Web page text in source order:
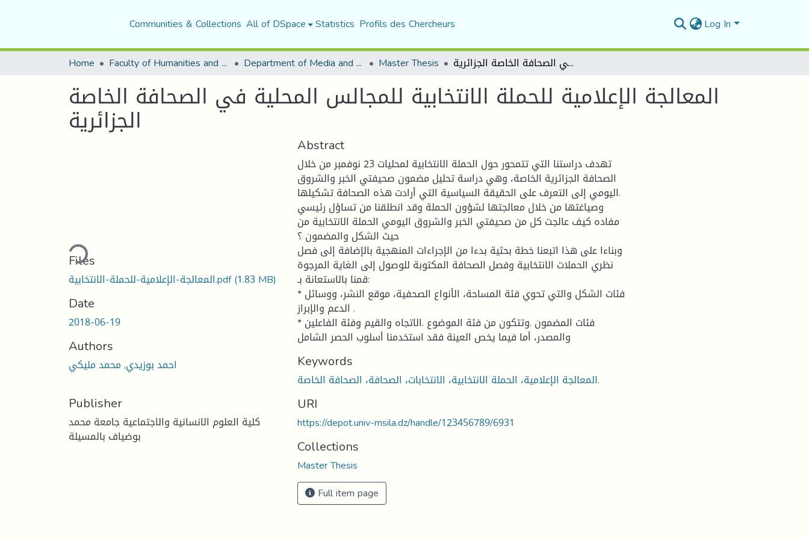
Communities & Collections All of DSpace Statistics Profils des Chercheurs Log In
Home Faculty of Humanities and Social Sciences Department of Media and Communication Studies Master Thesis المعالجة الإعلامية للحملة الانتخابية للمجالس المحلية في الصحافة الخاصة الجزائرية
المعالجة الإعلامية للحملة الانتخابية للمجالس المحلية في الصحافة الخاصة
الجزائرية
Loading...
Files
المعالجة-الإعلامية-للحملة-الانتخابية.pdf(1.83 MB)
Date
2018-06-19
Authors
احمد بوزيدي, محمد مليكي
Publisher
كلية العلوم الانسانية والاجتماعية جامعة محمد
بوضياف بالمسيلة
Abstract
تهدف دراستنا التي تتمحور حول الحملة الانتخابية لمحليات 23 نوفمبر من خلال
الصحافة الجزائرية الخاصة، وهي دراسة تحليل مضمون صحيفتي الخبر والشروق
اليومي إلى التعرف على الحقيقة السياسية التي أرادت هذه الصحافة تشكيلها.
وصياغتها من خلال معالجتها لشؤون الحملة وقد انطلقنا من تساؤل رئيسي
مفاده كيف عالجت كل من صحيفتي الخبر والشروق اليومي الحملة الانتخابية من
حيث الشكل والمضمون ؟
وبناءا على هذا اتبعنا خطة بحثية بدءا من الإجراءات المنهجية بالإضافة إلى فصل
نظري الحملات الانتخابية وفصل الصحافة المكتوبة للوصول إلى الغاية المرجوة
قمنا بالاستعانة بـ:
* فئات الشكل والتي تحوي فئة المساحة، الأنواع الصحفية، موقع النشر، ووسائل
الدعم والإبراز .
* فئات المضمون .وتتكون من فئة الموضوع .الاتجاه والقيم وفئة الفاعلين
والمصدر، أما فيما يخص العينة فقد استخدمنا أسلوب الحصر الشامل
Keywords
المعالجة الإعلامية، الحملة الانتخابية، الانتخابات، الصحافة، الصحافة الخاصة.
URI
https://depot.univ-msila.dz/handle/123456789/6931
Collections
Master Thesis
Full item page